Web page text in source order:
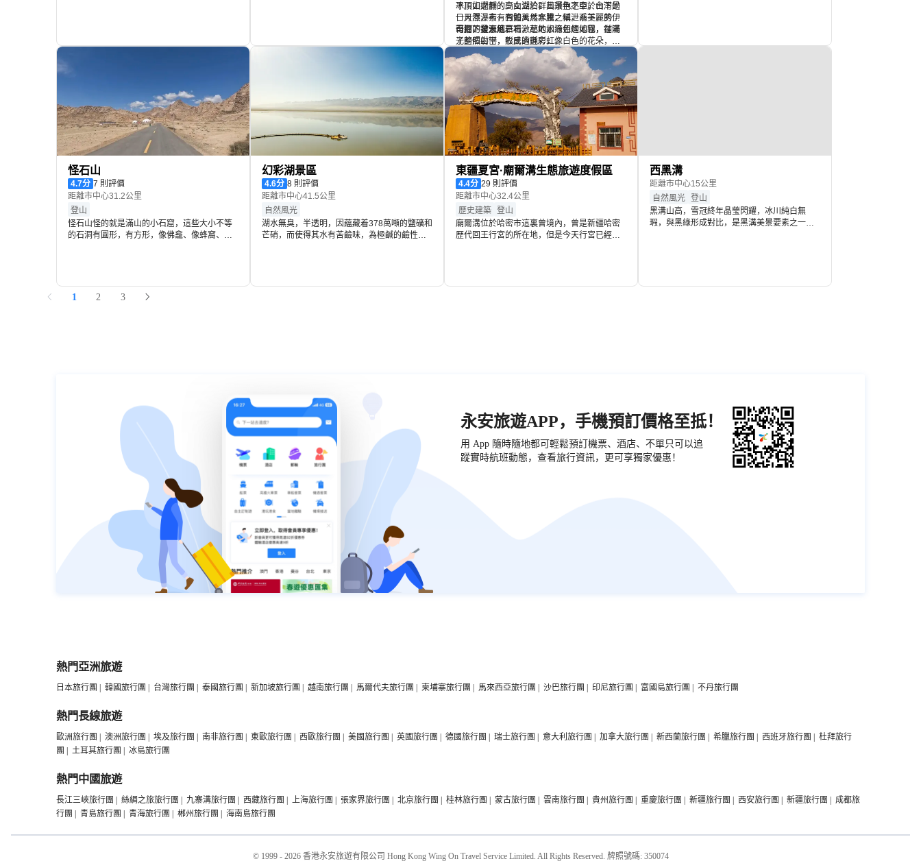
平頂山之側的高山湖泊，其景色不亞於台灣的
日月潭，素有固體天然水庫之稱，系美麗的伊
吾河的發源地。
冰川如嫻靜的少女立於群山環抱之中，山下是
一天然瀑布，有如萬馬奔騰，傾泄而下，勢不
可擋，被水底岩石激起的水滴如煙如霧，在陽
光的照射下，形成道道彩虹。
山腳下是天然草場，草地如綠色的地毯，鋪滿
了整個山巒，牧民的氈房，像白色的花朵，點
綴其間，羊群則如片片雲朵，慢慢地在山間飄
蕩。有時真正的雲會掩蓋過來，把所有的美麗
變得朦朧而神秘，若在冬季大雪飄過之後，是
地道的銀裝素裹，分外妖嬈，會令所有的來訪
者心靈震顫，禁不住為大自然創造壯觀、美妙
和神秘而讚嘆不已。是人們旅遊、探險、科學
考察的好去處。
怪石山
4.7分 7 則評價
距離市中心31.2公里
登山
怪石山怪的就是滿山的小石窟，這些大小不等
的石洞有圓形，有方形，像佛龕、像蜂窩、像
洞”或“萬佛龕”、“千窟崖”等。每當下暴雨時水從
幻彩湖景區
4.6分 8 則評價
距離市中心41.5公里
自然風光
湖水無臭，半透明，因藴藏着378萬噸的鹽礦和
芒硝，而使得其水有苦鹼味，為極鹹的鹼性
東疆夏宮·廟爾溝生態旅遊度假區
4.4分 29 則評價
距離市中心32.4公里
歷史建築 登山
廟爾溝位於哈密市這裏曾境內，曾是新疆哈密
歷代回王行宮的所在地，但是今天行宮已經不
蓋，成片的核桃樹和榆樹形成了寬闊的林帶，
山谷中還分佈着一處處綺麗的高山草地，碩大
紅、藍、淡紫色的色彩。這裏空氣涼爽，在夏
季是躲避酷暑的好地方。
西黑溝
距離市中心15公里
自然風光 登山
黑溝山高，雪冠終年晶瑩閃耀，冰川純白無
瑕，與黑綠形成對比，是黑溝美景要素之一。
1 2 3
永安旅遊APP，手機預訂價格至抵！
用 App 隨時隨地都可輕鬆預訂機票、酒店、不單只可以追
蹤實時航班動態，查看旅行資訊，更可享獨家優惠！
熱門亞洲旅遊
日本旅行團 | 韓國旅行團 | 台灣旅行團 | 泰國旅行團 | 新加坡旅行團 | 越南旅行團 | 馬爾代夫旅行團 | 柬埔寨旅行團 | 馬來西亞旅行團 | 沙巴旅行團 | 印尼旅行團 | 富國島旅行團 | 不丹旅行團
熱門長線旅遊
歐洲旅行團 | 澳洲旅行團 | 埃及旅行團 | 南非旅行團 | 東歐旅行團 | 西歐旅行團 | 美國旅行團 | 英國旅行團 | 德國旅行團 | 瑞士旅行團 | 意大利旅行團 | 加拿大旅行團 | 新西蘭旅行團 | 希臘旅行團 | 西班牙旅行團 | 杜拜旅行
團 | 土耳其旅行團 | 冰島旅行團
熱門中國旅遊
長江三峽旅行團 | 絲綢之旅旅行團 | 九寨溝旅行團 | 西藏旅行團 | 上海旅行團 | 張家界旅行團 | 北京旅行團 | 桂林旅行團 | 蒙古旅行團 | 雲南旅行團 | 貴州旅行團 | 重慶旅行團 | 新疆旅行團 | 西安旅行團 | 新疆旅行團 | 成都旅
行團 | 青島旅行團 | 青海旅行團 | 郴州旅行團 | 海南島旅行團
© 1999 - 2026 香港永安旅遊有限公司 Hong Kong Wing On Travel Service Limited. All Rights Reserved. 牌照號碼: 350074